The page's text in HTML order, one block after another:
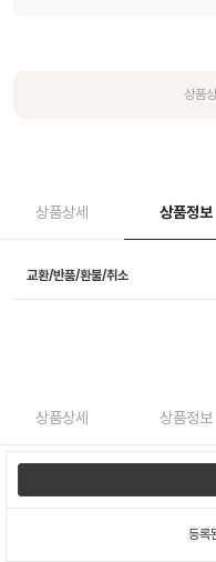
상품상세 상품정보
교환/반품/환불/취소
상품상세 상품정보
등록